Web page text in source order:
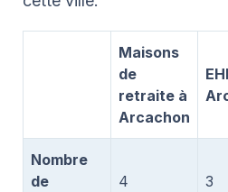
Maisons
de
retraite à
Arcachon
Nombre
de
4 3